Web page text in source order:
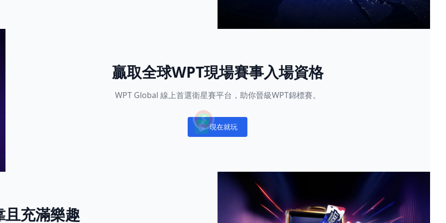
贏取全球WPT現場賽事入場資格
WPT Global 線上首選衛星賽平台，助你晉級WPT錦標賽。
Notifications
現在就玩
充滿樂趣